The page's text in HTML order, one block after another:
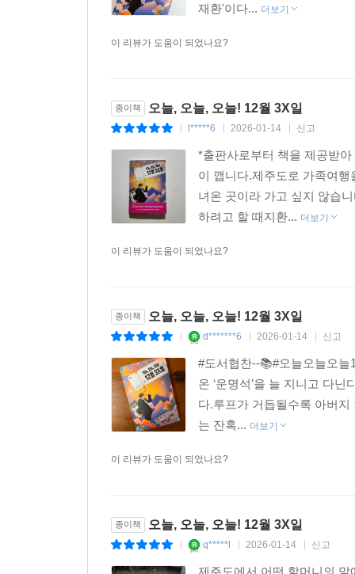
“맘대로 해라.”
“도와줘. 엄마 아빠 화해하도록.”
_본문 중
작가의 말에서 박상기 작가는 ‘우리는 살면서
것보다 있는 그대로 받아들이고 그것의 유익을 발
과거의 잘못으로, 드러내고 싶지 않은 속마음
이라는 운명석이 독자들에게도 반짝이길 바란다.
우리가 만들어 낸 문제로 차곡차곡 쌓은 탑 위에
재환'이다... 더보기
이 리뷰가 도움이 되었나요?
종이책 오늘, 오늘, 오늘! 12월 3X일
l*****6 2026-01-14 신고
*출판사로부터 책을 제공받
이 깹니다.제주도로 가족여
녀온 곳이라 가고 싶지 않습
하려고 할 때지환... 더보기
이 리뷰가 도움이 되었나요?
종이책 오늘, 오늘, 오늘! 12월 3X일
d*******6 2026-01-14 신고
#도서협찬--📚#오늘오늘오
온 ‘운명석’을 늘 지니고 다
다.루프가 거듭될수록 아버
는 잔혹... 더보기
이 리뷰가 도움이 되었나요?
종이책 오늘, 오늘, 오늘! 12월 3X일
q*****l 2026-01-14 신고